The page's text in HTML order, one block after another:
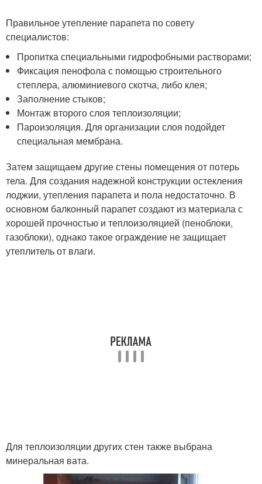
Правильное утепление парапета по совету
специалистов:
Пропитка специальными гидрофобными растворами;
Фиксация пенофола с помощью строительного
степлера, алюминиевого скотча, либо клея;
Заполнение стыков;
Монтаж второго слоя теплоизоляции;
Пароизоляция. Для организации слоя подойдет
специальная мембрана.
Затем защищаем другие стены помещения от потерь
тела. Для создания надежной конструкции остекления
лоджии, утепления парапета и пола недостаточно. В
основном балконный парапет создают из материала с
хорошей прочностью и теплоизоляцией (пеноблоки,
газоблоки), однако такое ограждение не защищает
утеплитель от влаги.
Для теплоизоляции других стен также выбрана
минеральная вата.